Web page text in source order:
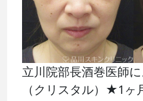
立川院部長酒巻医師
（クリスタル）★1